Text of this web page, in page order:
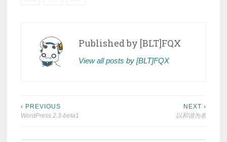
Published by [BLT]FQX
View all posts by [BLT]FQX
Post
‹ PREVIOUS
WordPress 2.3-beta1
NEXT ›
以和谐为名